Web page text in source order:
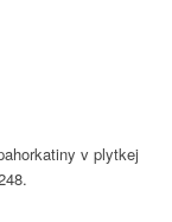
v plytkej